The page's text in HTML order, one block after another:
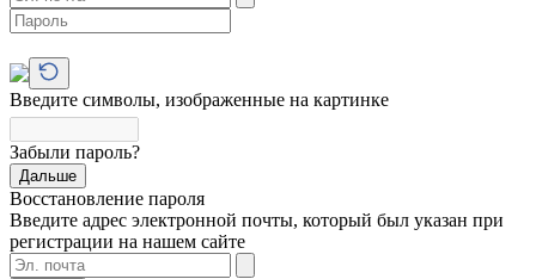
Введите символы, изображенные на картинке
Забыли пароль?
Дальше
Восстановление пароля
Введите адрес электронной почты, который был указан при
регистрации на нашем сайте